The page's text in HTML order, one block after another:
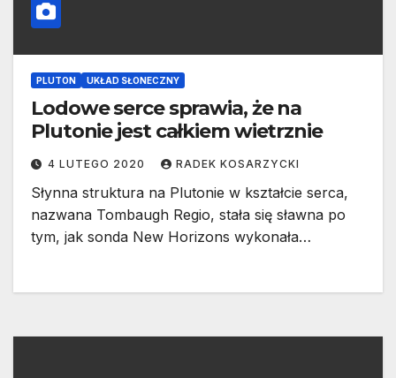
PLUTON UKŁAD SŁONECZNY
Lodowe serce sprawia, że na
Plutonie jest całkiem wietrznie
4 LUTEGO 2020 RADEK KOSARZYCKI
Słynna struktura na Plutonie w kształcie serca,
nazwana Tombaugh Regio, stała się sławna po
tym, jak sonda New Horizons wykonała…